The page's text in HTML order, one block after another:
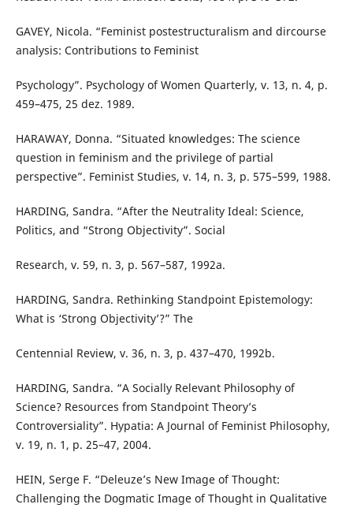
GAVEY, Nicola. “Feminist postestructuralism and dircourse
analysis: Contributions to Feminist
Psychology”. Psychology of Women Quarterly, v. 13, n. 4, p.
459–475, 25 dez. 1989.
HARAWAY, Donna. “Situated knowledges: The science
question in feminism and the privilege of partial
perspective”. Feminist Studies, v. 14, n. 3, p. 575–599, 1988.
HARDING, Sandra. “After the Neutrality Ideal: Science,
Politics, and “Strong Objectivity”. Social
Research, v. 59, n. 3, p. 567–587, 1992a.
HARDING, Sandra. Rethinking Standpoint Epistemology:
What is ‘Strong Objectivity’?” The
Centennial Review, v. 36, n. 3, p. 437–470, 1992b.
HARDING, Sandra. “A Socially Relevant Philosophy of
Science? Resources from Standpoint Theory’s
Controversiality”. Hypatia: A Journal of Feminist Philosophy,
v. 19, n. 1, p. 25–47, 2004.
HEIN, Serge F. “Deleuze’s New Image of Thought:
Challenging the Dogmatic Image of Thought in Qualitative